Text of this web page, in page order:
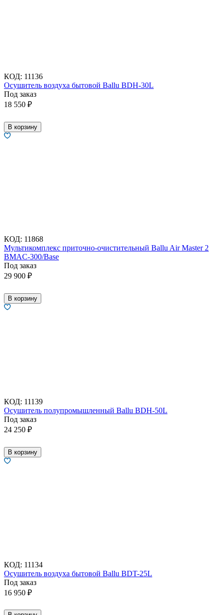
КОД: 11136
Осушитель воздуха бытовой Ballu BDH-30L
Под заказ
18 550 ₽
В корзину
КОД: 11868
Мультикомплекс приточно-очистительный Ballu Air Master 2
BMAC-300/Base
Под заказ
29 900 ₽
В корзину
КОД: 11139
Осушитель полупромышленный Ballu BDH-50L
Под заказ
24 250 ₽
В корзину
КОД: 11134
Осушитель воздуха бытовой Ballu BDT-25L
Под заказ
16 950 ₽